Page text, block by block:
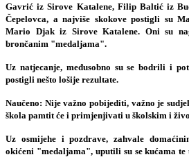
Gavrić iz Sirove Katalene, Filip Baltić iz
Čepelovca, a najviše skokove postigli su
Mario Djak iz Sirove Katalene. Oni su
brončanim "medaljama".
Uz natjecanje, međusobno su se bodrili i
postigli nešto lošije rezultate.
Naučeno: Nije važno pobijediti, važno je
škola pamtit će i primjenjivati u školskim i
Uz osmijehe i pozdrave, zahvale
okićeni "medaljama", uputili su se kućama